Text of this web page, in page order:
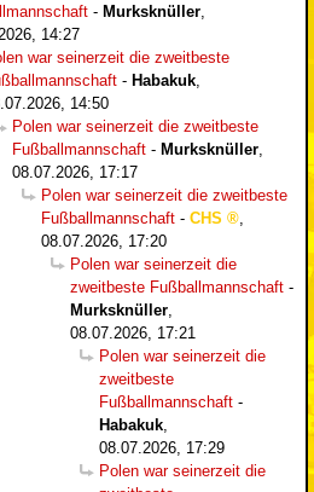
- Murksknüller,
14:27
war seinerzeit die zweitbeste
- Habakuk,
14:50
Polen war seinerzeit die zweitbeste
Fußballmannschaft - Murksknüller,
08.07.2026, 17:17
Polen war seinerzeit die zweitbeste
Fußballmannschaft - CHS
,
08.07.2026, 17:20
Polen war seinerzeit die
zweitbeste Fußballmannschaft -
Murksknüller,
08.07.2026, 17:21
Polen war seinerzeit die
zweitbeste
Fußballmannschaft -
Habakuk,
08.07.2026, 17:29
Polen war seinerzeit die